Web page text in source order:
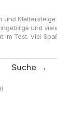
und
im Test. Viel
Suche →